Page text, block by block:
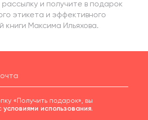
рассылку и получите в подарок
этикета и эффективного
книги Максима Ильяхова.
«Получить подарок», вы
условиями использования.